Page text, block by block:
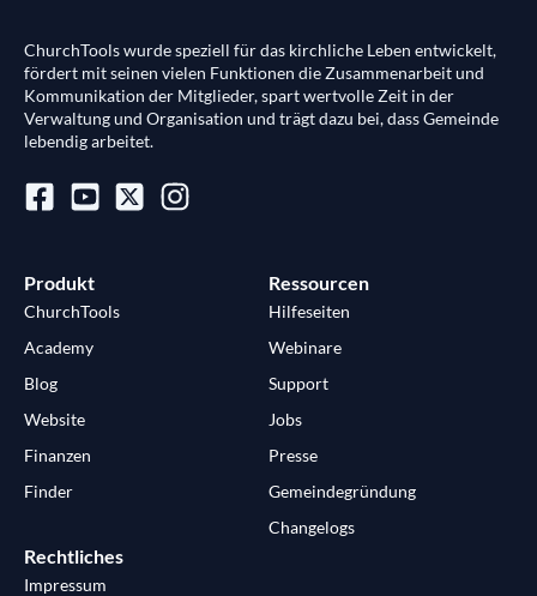
ChurchTools wurde speziell für das kirchliche Leben entwickelt,
fördert mit seinen vielen Funktionen die Zusammenarbeit und
Kommunikation der Mitglieder, spart wertvolle Zeit in der
Verwaltung und Organisation und trägt dazu bei, dass Gemeinde
lebendig arbeitet.
Produkt
ChurchTools
Academy
Blog
Website
Finanzen
Finder
Ressourcen
Hilfeseiten
Webinare
Support
Jobs
Presse
Gemeindegründung
Changelogs
Rechtliches
Impressum